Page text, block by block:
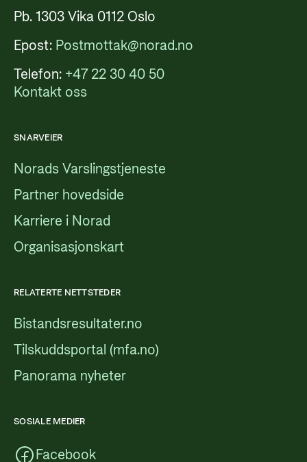
Pb. 1303 Vika 0112 Oslo
Epost: Postmottak@norad.no
Telefon: +47 22 30 40 50
Kontakt oss
SNARVEIER
Norads Varslingstjeneste
Partner hovedside
Karriere i Norad
Organisasjonskart
RELATERTE NETTSTEDER
Bistandsresultater.no
Tilskuddsportal (mfa.no)
Panorama nyheter
SOSIALE MEDIER
Facebook